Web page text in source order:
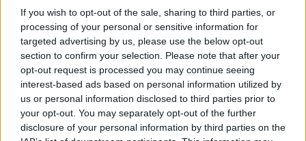
If you wish to opt-out of the sale, sharing to third parties, or
processing of your personal or sensitive information for
targeted advertising by us, please use the below opt-out
section to confirm your selection. Please note that after your
opt-out request is processed you may continue seeing
interest-based ads based on personal information utilized by
us or personal information disclosed to third parties prior to
your opt-out. You may separately opt-out of the further
disclosure of your personal information by third parties on the
20 de rețete de salate de vară fără prelucrare termică
06.08.2026